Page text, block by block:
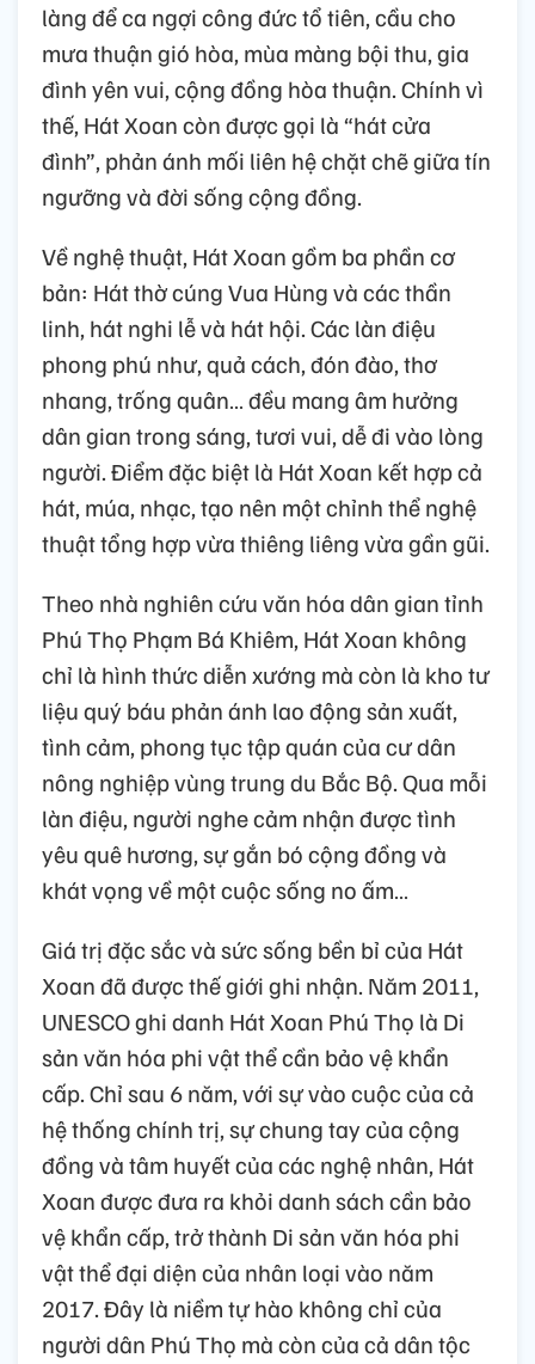
làng để ca ngợi công đức tổ tiên, cầu cho
mưa thuận gió hòa, mùa màng bội thu, gia
đình yên vui, cộng đồng hòa thuận. Chính vì
thế, Hát Xoan còn được gọi là “hát cửa
đình”, phản ánh mối liên hệ chặt chẽ giữa tín
ngưỡng và đời sống cộng đồng.
Về nghệ thuật, Hát Xoan gồm ba phần cơ
bản: Hát thờ cúng Vua Hùng và các thần
linh, hát nghi lễ và hát hội. Các làn điệu
phong phú như, quả cách, đón đào, thơ
nhang, trống quân… đều mang âm hưởng
dân gian trong sáng, tươi vui, dễ đi vào lòng
người. Điểm đặc biệt là Hát Xoan kết hợp cả
hát, múa, nhạc, tạo nên một chỉnh thể nghệ
thuật tổng hợp vừa thiêng liêng vừa gần gũi.
Theo nhà nghiên cứu văn hóa dân gian tỉnh
Phú Thọ Phạm Bá Khiêm, Hát Xoan không
chỉ là hình thức diễn xướng mà còn là kho tư
liệu quý báu phản ánh lao động sản xuất,
tình cảm, phong tục tập quán của cư dân
nông nghiệp vùng trung du Bắc Bộ. Qua mỗi
làn điệu, người nghe cảm nhận được tình
yêu quê hương, sự gắn bó cộng đồng và
khát vọng về một cuộc sống no ấm…
Giá trị đặc sắc và sức sống bền bỉ của Hát
Xoan đã được thế giới ghi nhận. Năm 2011,
UNESCO ghi danh Hát Xoan Phú Thọ là Di
sản văn hóa phi vật thể cần bảo vệ khẩn
cấp. Chỉ sau 6 năm, với sự vào cuộc của cả
hệ thống chính trị, sự chung tay của cộng
đồng và tâm huyết của các nghệ nhân, Hát
Xoan được đưa ra khỏi danh sách cần bảo
vệ khẩn cấp, trở thành Di sản văn hóa phi
vật thể đại diện của nhân loại vào năm
2017. Đây là niềm tự hào không chỉ của
người dân Phú Thọ mà còn của cả dân tộc